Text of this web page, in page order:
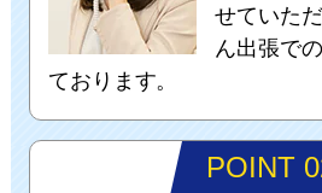
せていた
ん出張で
ております。
POINT